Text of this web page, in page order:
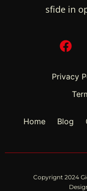
sfide in
Privacy
Home Blog
Copyrignt 2024